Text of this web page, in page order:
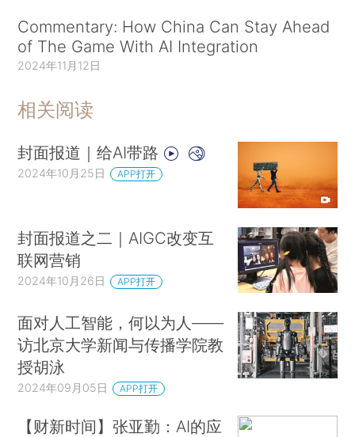
Commentary: How China Can Stay Ahead
of The Game With AI Integration
2024年11月12日
相关阅读
封面报道｜给AI带路
2024年10月25日 APP打开
封面报道之二｜AIGC改变互
联网营销
2024年10月26日 APP打开
面对人工智能，何以为人——
访北京大学新闻与传播学院教
授胡泳
2024年09月05日 APP打开
【财新时间】张亚勤：AI的应